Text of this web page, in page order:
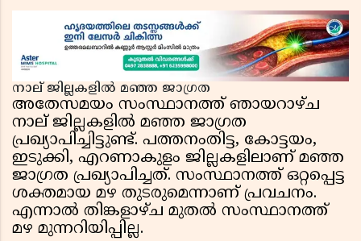
നാല് ജില്ലകളിൽ മഞ്ഞ ജാഗ്രത
അതേസമയം സംസ്ഥാനത്ത് ഞായറാഴ്ച
നാല് ജില്ലകളിൽ മഞ്ഞ ജാഗ്രത
പ്രഖ്യാപിച്ചിട്ടുണ്ട്. പത്തനംതിട്ട, കോട്ടയം,
ഇടുക്കി, എറണാകുളം ജില്ലകളിലാണ് മഞ്ഞ
ജാഗ്രത പ്രഖ്യാപിച്ചത്. സംസ്ഥാനത്ത് ഒറ്റപ്പെട്ട
ശക്തമായ മഴ തുടരുമെന്നാണ് പ്രവചനം.
എന്നാൽ തിങ്കളാഴ്ച മുതൽ സംസ്ഥാനത്ത്
മഴ മുന്നറിയിപ്പില്ല.